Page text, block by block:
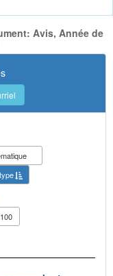
Avis, Année de
type
100